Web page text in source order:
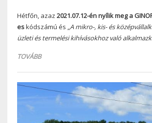
Hétfőn, azaz 2021.07.12-én nyílik meg a
eskódszámú és „A mikro-, kis- és
üzleti és termelési kihívásokhoz való
TOVÁBB